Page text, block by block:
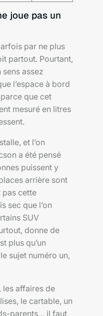
joue pas un
par ne plus
partout. Pourtant,
sens assez
l’espace à bord
que cet
mesuré en litres
et l’on
a été pensé
puissent y
arrière sont
pas cette
sec que l’on
SUV
donne de
plus qu’un
sujet numéro un,
les affaires de
le cartable, un
parents… il faut